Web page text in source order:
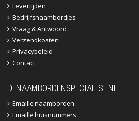
Levertijden
Bedrijfsnaambordjes
Vraag & Antwoord
Verzendkosten
Privacybeleid
Contact
DENAAMBORDENSPECIALIST.NL
Emaille naamborden
Emaille huisnummers